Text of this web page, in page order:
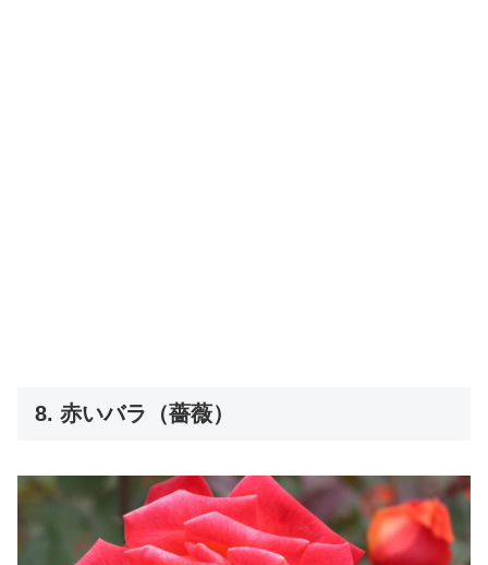
8. 赤いバラ（薔薇）